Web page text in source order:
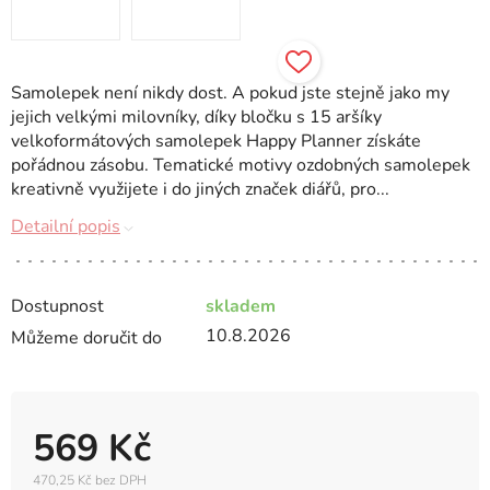
Dostupnost
skladem
Můžeme doručit do
10.8.2026
569 Kč
470,25 Kč bez DPH
Samolepek není nikdy dost. A pokud jste stejně jako my
jejich velkými milovníky, díky bločku s 15 aršíky
velkoformátových samolepek Happy Planner získáte
pořádnou zásobu. Tematické motivy ozdobných samolepek
kreativně využijete i do jiných značek diářů, pro...
Detailní popis